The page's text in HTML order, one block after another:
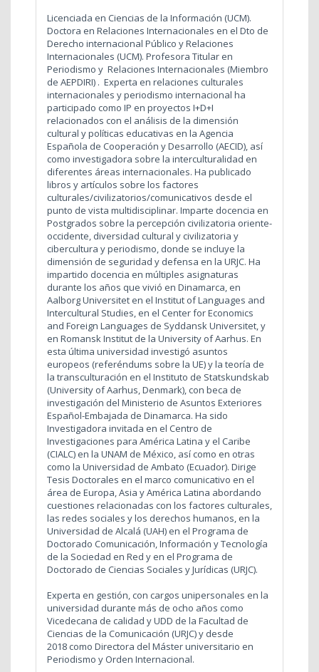
Licenciada en Ciencias de la Información (UCM).
Doctora en Relaciones Internacionales en el Dto de
Derecho internacional Público y Relaciones
Internacionales (UCM). Profesora Titular en
Periodismo y Relaciones Internacionales (Miembro
de AEPDIRI) . Experta en relaciones culturales
internacionales y periodismo internacional ha
participado como IP en proyectos I+D+I
relacionados con el análisis de la dimensión
cultural y políticas educativas en la Agencia
Española de Cooperación y Desarrollo (AECID), así
como investigadora sobre la interculturalidad en
diferentes áreas internacionales. Ha publicado
libros y artículos sobre los factores
culturales/civilizatorios/comunicativos desde el
punto de vista multidisciplinar. Imparte docencia en
Postgrados sobre la percepción civilizatoria oriente-
occidente, diversidad cultural y civilizatoria y
cibercultura y periodismo, donde se incluye la
dimensión de seguridad y defensa en la URJC. Ha
impartido docencia en múltiples asignaturas
durante los años que vivió en Dinamarca, en
Aalborg Universitet en el Institut of Languages and
Intercultural Studies, en el Center for Economics
and Foreign Languages de Syddansk Universitet, y
en Romansk Institut de la University of Aarhus. En
esta última universidad investigó asuntos
europeos (referéndums sobre la UE) y la teoría de
la transculturación en el Instituto de Statskundskab
(University of Aarhus, Denmark), con beca de
investigación del Ministerio de Asuntos Exteriores
Español-Embajada de Dinamarca. Ha sido
Investigadora invitada en el Centro de
Investigaciones para América Latina y el Caribe
(CIALC) en la UNAM de México, así como en otras
como la Universidad de Ambato (Ecuador). Dirige
Tesis Doctorales en el marco comunicativo en el
área de Europa, Asia y América Latina abordando
cuestiones relacionadas con los factores culturales,
las redes sociales y los derechos humanos, en la
Universidad de Alcalá (UAH) en el Programa de
Doctorado Comunicación, Información y Tecnología
de la Sociedad en Red y en el Programa de
Doctorado de Ciencias Sociales y Jurídicas (URJC).
Experta en gestión, con cargos unipersonales en la
universidad durante más de ocho años como
Vicedecana de calidad y UDD de la Facultad de
Ciencias de la Comunicación (URJC) y desde
2018 como Directora del Máster universitario en
Periodismo y Orden Internacional.